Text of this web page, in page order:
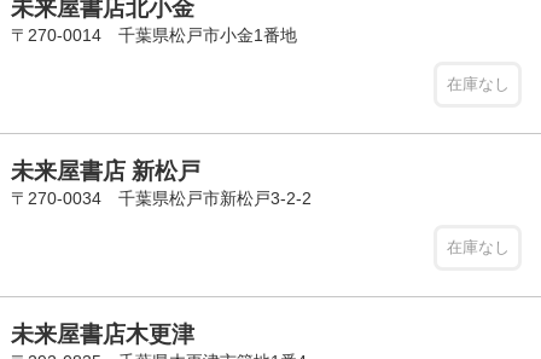
未来屋書店北小金
〒270-0014 千葉県松戸市小金1番地
在庫なし
未来屋書店 新松戸
〒270-0034 千葉県松戸市新松戸3-2-2
在庫なし
未来屋書店木更津